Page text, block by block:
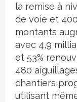
la remise à
de voie et
montants
avec 4,9
et 53%
480
chantiers
utilisant